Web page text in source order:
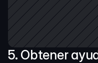
5. Obtener